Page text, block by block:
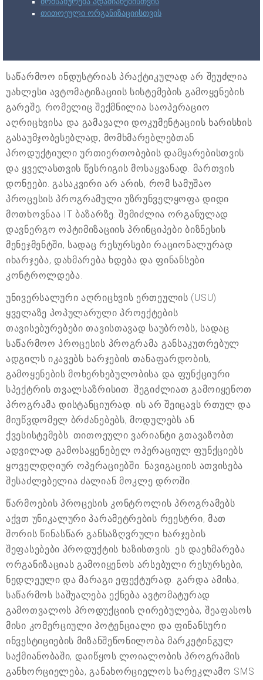
მომსახურება ადამიანებისთვის
თითოეული ორგანიზაციისთვის
საწარმოო ინდუსტრიას პრაქტიკულად არ შეუძლია
უახლესი ავტომატიზაციის სისტემების გამოყენების
გარეშე, რომელიც შექმნილია საოპერაციო
აღრიცხვისა და გამავალი დოკუმენტაციის ხარისხის
გასაუმჯობესებლად, მომხმარებლებთან
პროდუქტიული ურთიერთობების დამყარებისთვის
და ყველასთვის წესრიგის მოსაყვანად. მართვის
დონეები. გასაკვირი არ არის, რომ სამუშაო
პროცესის პროგრამული უზრუნველყოფა დიდი
მოთხოვნაა IT ბაზარზე. შემიძლია ორგანულად
დავნერგო ოპტიმიზაციის პრინციპები ბიზნესის
მენეჯმენტში, სადაც რესურსები რაციონალურად
იხარჯება, დახმარება ხდება და ფინანსები
კონტროლდება.
უნივერსალური აღრიცხვის ერთეულის (USU)
ყველაზე პოპულარული პროექტების
თავისებურებები თავისთავად საუბრობს, სადაც
საწარმოო პროცესის პროგრამა განსაკუთრებულ
ადგილს იკავებს ხარჯების თანაფარდობის,
გამოყენების მოხერხებულობისა და ფუნქციური
სპექტრის თვალსაზრისით. შეგიძლიათ გამოიყენოთ
პროგრამა დისტანციურად. ის არ შეიცავს რთულ და
მიუწვდომელ ბრძანებებს, მოდულებს ან
ქვესისტემებს. თითოეული ვარიანტი გთავაზობთ
ადვილად გამოსაყენებელ ოპერაციულ ფუნქციებს
ყოველდღიურ ოპერაციებში. ნავიგაციის ათვისება
შესაძლებელია ძალიან მოკლე დროში.
წარმოების პროცესის კონტროლის პროგრამებს
აქვთ უნიკალური პარამეტრების რეესტრი, მათ
შორის წინასწარ განსაზღვრული ხარჯების
შეფასებები პროდუქტის ხაზისთვის. ეს დაეხმარება
ორგანიზაციას გამოიყენოს არსებული რესურსები,
ნედლეული და მარაგი ეფექტურად. გარდა ამისა,
საწარმოს საშუალება ექნება ავტომატურად
გამოთვალოს პროდუქციის ღირებულება, შეაფასოს
მისი კომერციული პოტენციალი და ფინანსური
ინვესტიციების მიზანშეწონილობა მარკეტინგულ
საქმიანობაში, დაიწყოს ლოიალობის პროგრამის
განხორციელება, განახორციელოს სარეკლამო SMS